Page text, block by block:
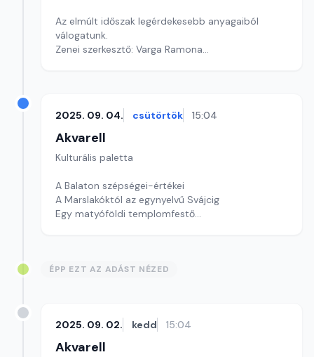
Az elmúlt időszak legérdekesebb anyagaiból
válogatunk.
Zenei szerkesztő: Varga Ramona
2025. 09. 04. csütörtök 15:04
Akvarell
Kulturális paletta
A Balaton szépségei-értékei
A Marslakóktól az egynyelvű Svájcig
Egy matyóföldi templomfestő
ÉPP EZT AZ ADÁST NÉZED
2025. 09. 02. kedd 15:04
Akvarell